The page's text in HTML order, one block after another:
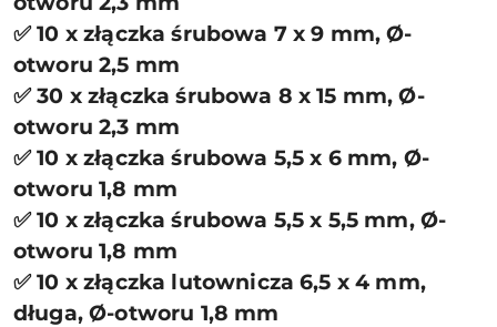
✅ 10 x złączka śrubowa 7 x 9 mm, Ø-
otworu 2,5 mm
✅ 30 x złączka śrubowa 8 x 15 mm, Ø-
otworu 2,3 mm
✅ 10 x złączka śrubowa 5,5 x 6 mm, Ø-
otworu 1,8 mm
✅ 10 x złączka śrubowa 5,5 x 5,5 mm, Ø-
otworu 1,8 mm
✅ 10 x złączka lutownicza 6,5 x 4 mm,
długa, Ø-otworu 1,8 mm